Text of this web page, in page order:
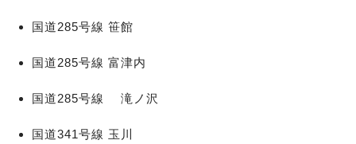
国道285号線 笹館
国道285号線 富津内
国道285号線 滝ノ沢
国道341号線 玉川